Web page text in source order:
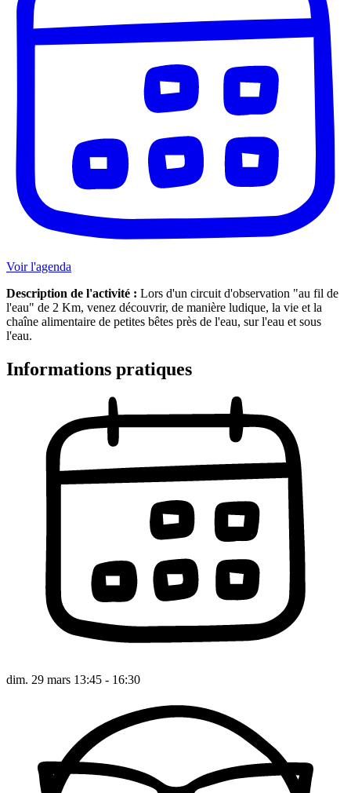
Voir l'agenda
Description de l'activité : Lors d'un circuit d'observation "au fil de
l'eau" de 2 Km, venez découvrir, de manière ludique, la vie et la
chaîne alimentaire de petites bêtes près de l'eau, sur l'eau et sous
l'eau.
Informations pratiques
dim. 29 mars 13:45 - 16:30